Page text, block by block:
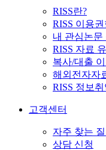
RISS란?
RISS 이용
내 관심논문
RISS 자료
복사/대출
해외전자자
RISS 정보
고객센터
자주 찾는
상담 신청